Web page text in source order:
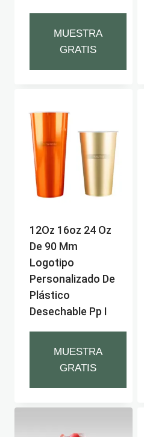
MUESTRA
GRATIS
12Oz 16oz 24 Oz
De 90 Mm
Logotipo
Personalizado De
Plástico
Desechable Pp I
MUESTRA
GRATIS